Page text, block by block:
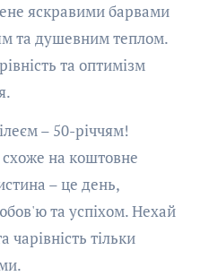
яскравими барвами
та душевним теплом.
та оптимізм
– 50-річчям!
на коштовне
– це день,
та успіхом. Нехай
тільки